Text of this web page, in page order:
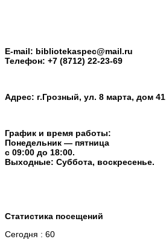
E-mail: bibliotekaspec@mail.ru
Телефон: +7 (8712) 22-23-69
Адрес: г.Грозный, ул. 8 марта, дом 41
График и время работы:
Понедельник — пятница
с 09:00 до 18:00.
Выходные: Суббота, воскресенье.
Статистика посещений
Сегодня : 60